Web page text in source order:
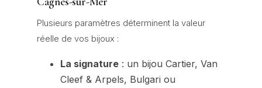
Plusieurs paramètres déterminent la valeur
réelle de vos bijoux :
La signature: un bijou Cartier, Van
Cleef & Arpels, Bulgari ou